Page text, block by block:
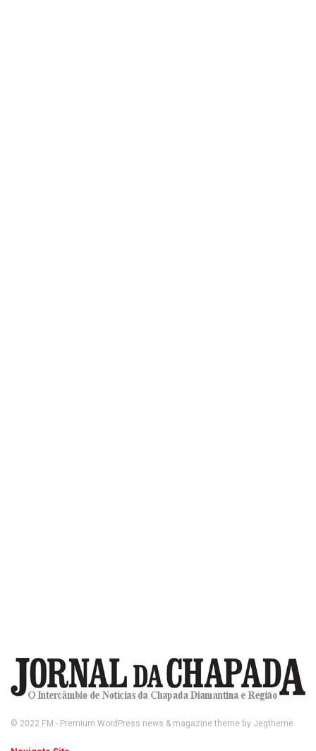
© 2022 FM - Premium WordPress news & magazine theme by Jegtheme.